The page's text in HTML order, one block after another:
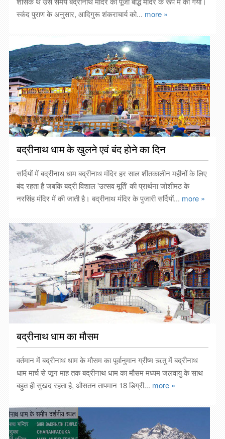
स्कंद पुराण के अनुसार, आदिगुरू शंकराचार्य को... more »
बद्रीनाथ धाम के खुलने एवं बंद होने का दिन
सर्दियों में बद्रीनाथ धाम बद्रीनाथ मंदिर हर साल शीतकालीन महीनों के लिए
बंद रहता है जबकि बद्री विशाल 'उत्सव मूर्ति' की प्रार्थना जोशीमठ के
नरसिंह मंदिर में की जाती है। बद्रीनाथ मंदिर के पुजारी सर्दियों... more »
बद्रीनाथ धाम का मौसम
वर्तमान में बद्रीनाथ धाम के मौसम का पूर्वानुमान ग्रीष्म ऋतु में बद्रीनाथ
धाम मार्च से जून माह तक बद्रीनाथ धाम का मौसम मध्यम जलवायु के साथ
बहुत ही सुखद रहता है, औसतन तापमान 18 डिग्री... more »